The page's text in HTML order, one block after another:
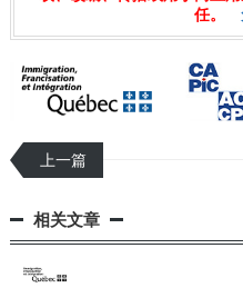
任。
上一篇
相关文章